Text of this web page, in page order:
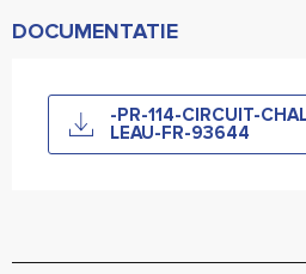
DOCUMENTATIE
-PR-114-CIRCUIT-
LEAU-FR-93644